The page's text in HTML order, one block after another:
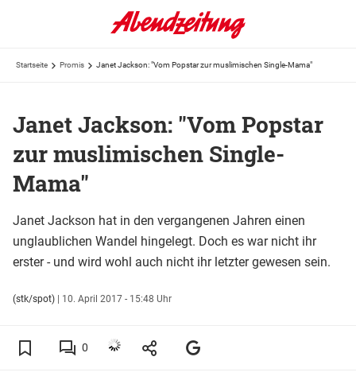
Startseite Promis Janet Jackson: "Vom Popstar zur muslimischen Single-Mama"
Janet Jackson: "Vom Popstar
zur muslimischen Single-
Mama"
Janet Jackson hat in den vergangenen Jahren einen
unglaublichen Wandel hingelegt. Doch es war nicht ihr
erster - und wird wohl auch nicht ihr letzter gewesen sein.
(stk/spot) | 10. April 2017 - 15:48 Uhr
0